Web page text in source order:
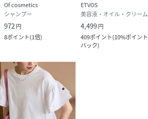
Of cosmetics
シャンプー
972円
8ポイント(1倍)
ETVOS
美容液・オイル・クリーム
4,499円
409ポイント(10%ポイント
バック)